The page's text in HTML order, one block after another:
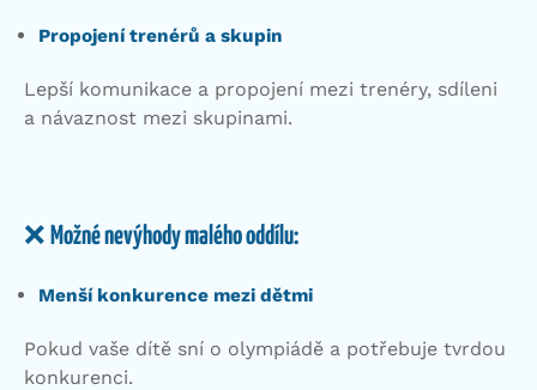
Propojení trenérů a skupin
Lepší komunikace a propojení mezi trenéry, sdíleni
a návaznost mezi skupinami.
❌ Možné nevýhody malého oddílu:
Menší konkurence mezi dětmi
Pokud vaše dítě sní o olympiádě a potřebuje tvrdou
konkurenci.